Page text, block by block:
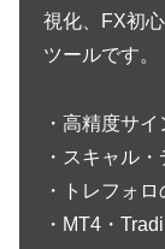
視化、FX初
ツールです。
・高精度サイ
・スキャル
・トレフォ
・MT4・